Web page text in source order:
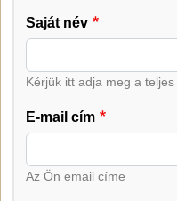
Saját név
Kérjük itt adja meg a teljes
E-mail cím
Az Ön email címe